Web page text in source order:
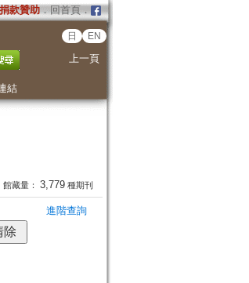
款贊助．回首頁．
日 EN
上一頁
結
館藏量： 3,779種期刊
進階查詢